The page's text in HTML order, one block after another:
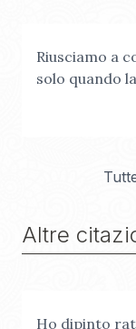
Riusciamo a
solo quando
Altre
Ho dipinto